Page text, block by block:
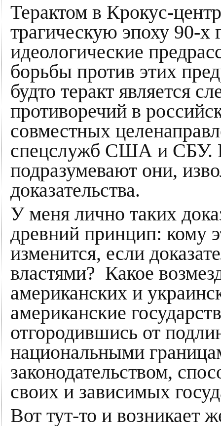
Терактом в Крокус-
трагическую эпоху 90-х
идеологические
борьбы против этих
будто теракт является
противоречий в
совместных
спецслужб США и СБУ.
подразумевают они,
доказательства.
У меня лично таких
древний принцип: кому
изменится, если
властями? Какое
американских и
американские
отгородившись от
национальными
законодательством,
своих и зависимых
Вот тут-то и возникает